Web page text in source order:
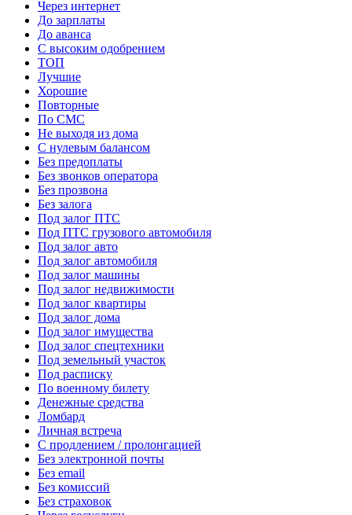
Через интернет
До зарплаты
До аванса
С высоким одобрением
ТОП
Лучшие
Хорошие
Повторные
По СМС
Не выходя из дома
С нулевым балансом
Без предоплаты
Без звонков оператора
Без прозвона
Без залога
Под залог ПТС
Под ПТС грузового автомобиля
Под залог авто
Под залог автомобиля
Под залог машины
Под залог недвижимости
Под залог квартиры
Под залог дома
Под залог имущества
Под залог спецтехники
Под земельный участок
Под расписку
По военному билету
Денежные средства
Ломбард
Личная встреча
С продлением / пролонгацией
Без электронной почты
Без email
Без комиссий
Без страховок